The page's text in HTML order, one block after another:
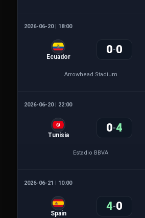
2026-06-20 | 18:00
Ecuador
0-0
Arrowhead Stadium
2026-06-20 | 22:00
Tunisia
0-4
Estadio BBVA
2026-06-21 | 10:00
Spain
4-0